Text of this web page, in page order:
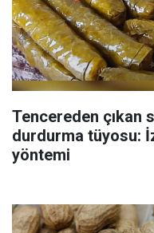
Tencereden çıkan
durdurma tüyosu:
yöntemi